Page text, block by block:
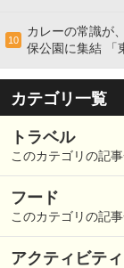
10
カレーの常識が
保公園に集結 「
カテゴリ一覧
トラベル
このカテゴリの記
フード
このカテゴリの記
アクティビティ